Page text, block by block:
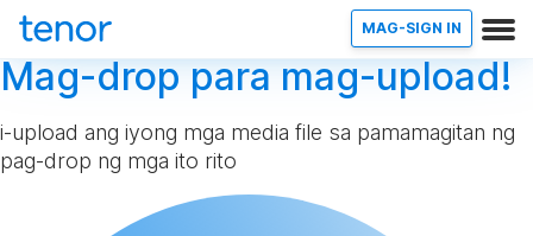
MAG-SIGN IN
Mag-drop para mag-upload!
i-upload ang iyong mga media file sa pamamagitan ng
pag-drop ng mga ito rito